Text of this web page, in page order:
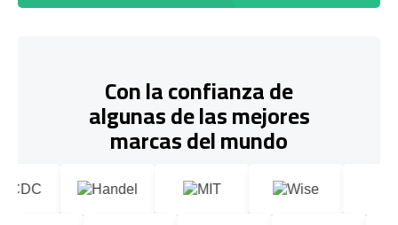
Con la confianza de
algunas de las mejores
marcas del mundo